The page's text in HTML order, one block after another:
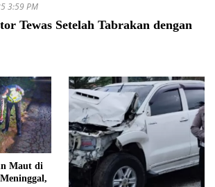
3:59 PM
Tewas Setelah Tabrakan dengan
Maut di